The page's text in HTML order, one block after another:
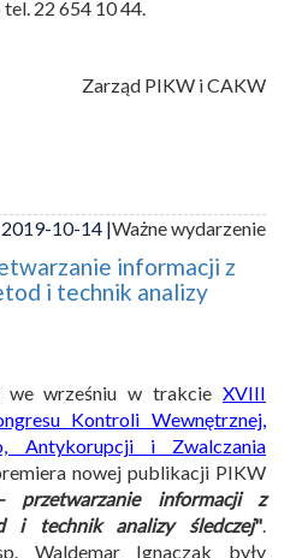
tel. 22 654 10 44.
Zarząd PIKW i CAKW
2019-10-14 |Ważne wydarzenie
informacji z
i technik analizy
we wrześniu w trakcie XVIII
Kontroli Wewnętrznej,
Antykorupcji i Zwalczania
nowej publikacji PIKW
przetwarzanie informacji z
i technik analizy śledczej"
Waldemar Ignaczak były